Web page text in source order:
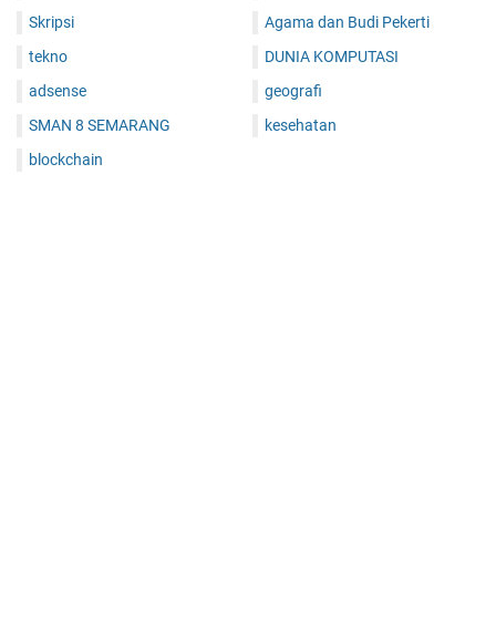
Skripsi
tekno
adsense
SMAN 8 SEMARANG
blockchain
Agama dan Budi Pekerti
DUNIA KOMPUTASI
geografi
kesehatan